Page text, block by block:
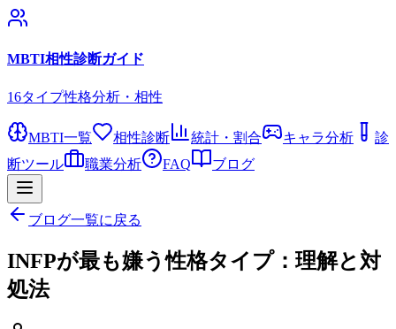
MBTI相性診断ガイド
16タイプ性格分析・相性
MBTI一覧 相性診断 統計・割合 キャラ分析
診
断ツール
職業分析 FAQ ブログ
ブログ一覧に戻る
INFPが最も嫌う性格タイプ：理解と対
処法